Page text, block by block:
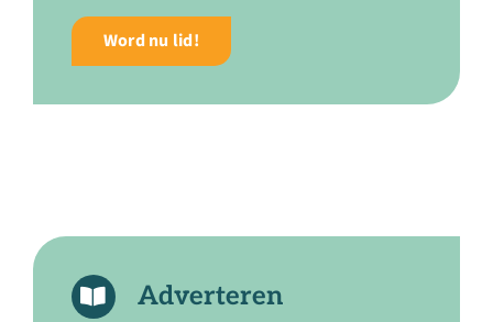
Word nu lid!
Adverteren